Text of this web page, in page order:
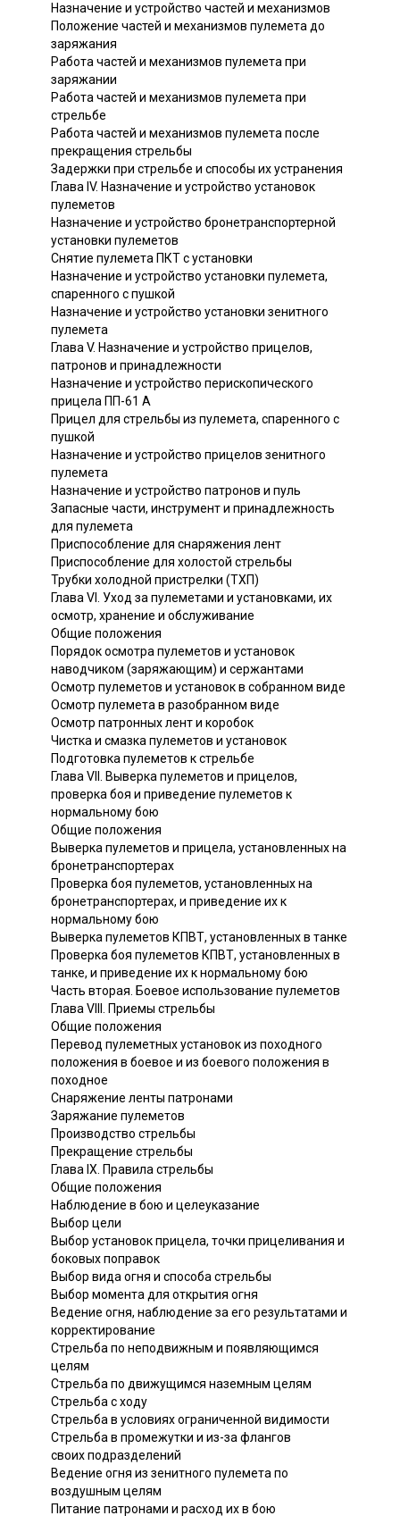
Назначение и устройство частей и механизмов
Положение частей и механизмов пулемета до
заряжания
Работа частей и механизмов пулемета при
заряжании
Работа частей и механизмов пулемета при
стрельбе
Работа частей и механизмов пулемета после
прекращения стрельбы
Задержки при стрельбе и способы их устранения
Глава IV. Назначение и устройство установок
пулеметов
Назначение и устройство бронетранспортерной
установки пулеметов
Снятие пулемета ПКТ с установки
Назначение и устройство установки пулемета,
спаренного с пушкой
Назначение и устройство установки зенитного
пулемета
Глава V. Назначение и устройство прицелов,
патронов и принадлежности
Назначение и устройство перископического
прицела ПП-61 А
Прицел для стрельбы из пулемета, спаренного с
пушкой
Назначение и устройство прицелов зенитного
пулемета
Назначение и устройство патронов и пуль
Запасные части, инструмент и принадлежность
для пулемета
Приспособление для снаряжения лент
Приспособление для холостой стрельбы
Трубки холодной пристрелки (ТХП)
Глава VI. Уход за пулеметами и установками, их
осмотр, хранение и обслуживание
Общие положения
Порядок осмотра пулеметов и установок
наводчиком (заряжающим) и сержантами
Осмотр пулеметов и установок в собранном виде
Осмотр пулемета в разобранном виде
Осмотр патронных лент и коробок
Чистка и смазка пулеметов и установок
Подготовка пулеметов к стрельбе
Глава VII. Выверка пулеметов и прицелов,
проверка боя и приведение пулеметов к
нормальному бою
Общие положения
Выверка пулеметов и прицела, установленных на
бронетранспортерах
Проверка боя пулеметов, установленных на
бронетранспортерах, и приведение их к
нормальному бою
Выверка пулеметов КПВТ, установленных в танке
Проверка боя пулеметов КПВТ, установленных в
танке, и приведение их к нормальному бою
Часть вторая. Боевое использование пулеметов
Глава VIII. Приемы стрельбы
Общие положения
Перевод пулеметных установок из походного
положения в боевое и из боевого положения в
походное
Снаряжение ленты патронами
Заряжание пулеметов
Производство стрельбы
Прекращение стрельбы
Глава IX. Правила стрельбы
Общие положения
Наблюдение в бою и целеуказание
Выбор цели
Выбор установок прицела, точки прицеливания и
боковых поправок
Выбор вида огня и способа стрельбы
Выбор момента для открытия огня
Ведение огня, наблюдение за его результатами и
корректирование
Стрельба по неподвижным и появляющимся
целям
Стрельба по движущимся наземным целям
Стрельба с ходу
Стрельба в условиях ограниченной видимости
Стрельба в промежутки и из-за флангов
своих подразделений
Ведение огня из зенитного пулемета по
воздушным целям
Питание патронами и расход их в бою